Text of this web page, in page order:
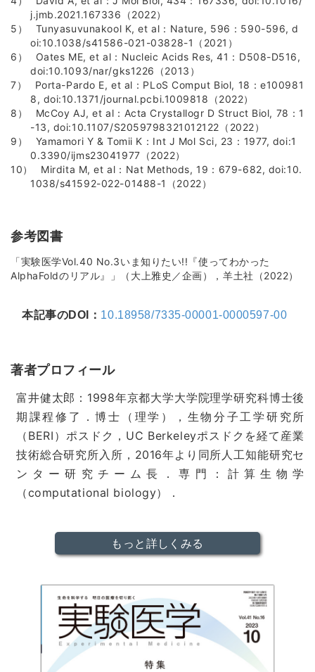
j.jmb.2021.167336（2022）
Tunyasuvunakool K, et al：Nature, 596：590-596, d
oi:10.1038/s41586-021-03828-1（2021）
Oates ME, et al：Nucleic Acids Res, 41：D508-D516,
doi:10.1093/nar/gks1226（2013）
Porta-Pardo E, et al：PLoS Comput Biol, 18：e100981
8, doi:10.1371/journal.pcbi.1009818（2022）
McCoy AJ, et al：Acta Crystallogr D Struct Biol, 78：1
-13, doi:10.1107/S2059798321012122（2022）
Yamamori Y & Tomii K：Int J Mol Sci, 23：1977, doi:1
0.3390/ijms23041977（2022）
Mirdita M, et al：Nat Methods, 19：679-682, doi:10.
1038/s41592-022-01488-1（2022）
参考図書
「実験医学Vol.40 No.3いま知りたい!!『使ってわかった
AlphaFoldのリアル』」（大上雅史／企画），羊土社（2022）
本記事のDOI： 10.18958/7335-00001-0000597-00
著者プロフィール
富井健太郎：1998年京都大学大学院理学研究科博士後
期課程修了．博士（理学），生物分子工学研究所
（BERI）ポスドク，UC Berkeleyポスドクを経て産業
技術総合研究所入所，2016年より同所人工知能研究セ
ンター研究チーム長．専門：計算生物学
（computational biology）．
もっと詳しくみる